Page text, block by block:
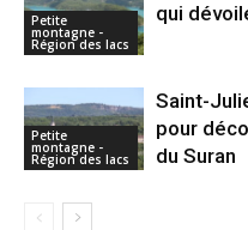
Petite
montagne -
Région des lacs
qui
Petite
montagne -
Région des lacs
Saint-
pour
du Suran